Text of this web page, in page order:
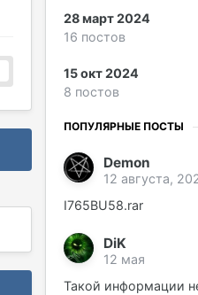
28 март 2024
16 постов
15 окт 2024
8 постов
ПОПУЛЯРНЫЕ ПОСТЫ
Demon
12 августа,
I765BU58.rar
DiK
12 мая
Такой информации